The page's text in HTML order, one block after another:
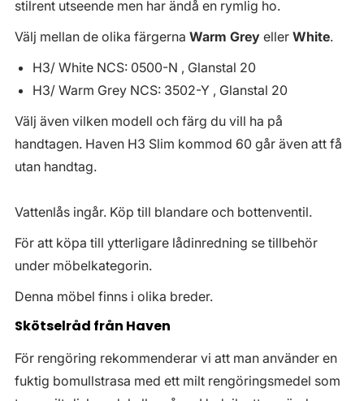
stilrent utseende men har ändå en rymlig ho.
Välj mellan de olika färgerna Warm Grey eller White.
H3/ White NCS: 0500-N , Glanstal 20
H3/ Warm Grey NCS: 3502-Y , Glanstal 20
Välj även vilken modell och färg du vill ha på
handtagen. Haven H3 Slim kommod 60 går även att få
utan handtag.
Vattenlås ingår. Köp till blandare och bottenventil.
För att köpa till ytterligare lådinredning se tillbehör
under möbelkategorin.
Denna möbel finns i olika breder.
Skötselråd från Haven
För rengöring rekommenderar vi att man använder en
fuktig bomullstrasa med ett milt rengöringsmedel som